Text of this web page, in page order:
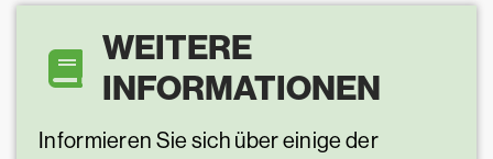
WEITERE
INFORMATIONEN
Informieren Sie sich über einige der